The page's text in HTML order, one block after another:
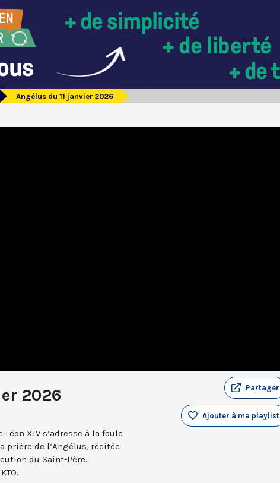
Angélus du 11 janvier 2026
2026 Partager
Ajouter à ma playlist
XIV s’adresse à la foule
prière de l’Angélus, récitée
du Saint-Père.